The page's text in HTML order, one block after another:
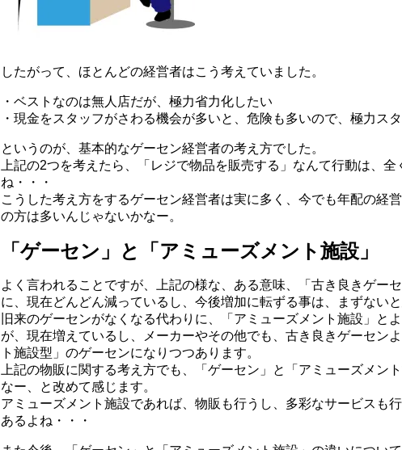
したがって、ほとんどの経営者はこう考えていました。
・ベストなのは無人店だが、極力省力化したい
・現金をスタッフがさわる機会が多いと、危険も多いので、極力ス
というのが、基本的なゲーセン経営者の考え方でした。
上記の2つを考えたら、「レジで物品を販売する」なんて行動は、全
ね・・・
こうした考え方をするゲーセン経営者は実に多く、今でも年配の経
の方は多いんじゃないかなー。
「ゲーセン」と「アミューズメント施設」
よく言われることですが、上記の様な、ある意味、「古き良きゲー
に、現在どんどん減っているし、今後増加に転ずる事は、まずないと
旧来のゲーセンがなくなる代わりに、「アミューズメント施設」と
が、現在増えているし、メーカーやその他でも、古き良きゲーセン
ト施設型」のゲーセンになりつつあります。
上記の物販に関する考え方でも、「ゲーセン」と「アミューズメン
なー、と改めて感じます。
アミューズメント施設であれば、物販も行うし、多彩なサービスも
あるよね・・・